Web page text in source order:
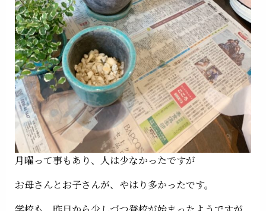
月曜って事もあり、人は少なかったですが
お母さんとお子さんが、やはり多かったです。